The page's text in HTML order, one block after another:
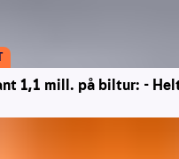
1,1 mill. på biltur: -